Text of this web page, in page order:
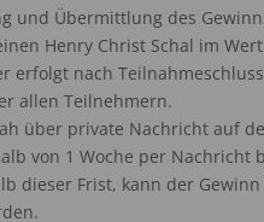
und Übermittlung des
Henry Christ Schal im
erfolgt nach
allen Teilnehmern.
über private Nachricht auf
von 1 Woche per Nachricht
dieser Frist, kann der